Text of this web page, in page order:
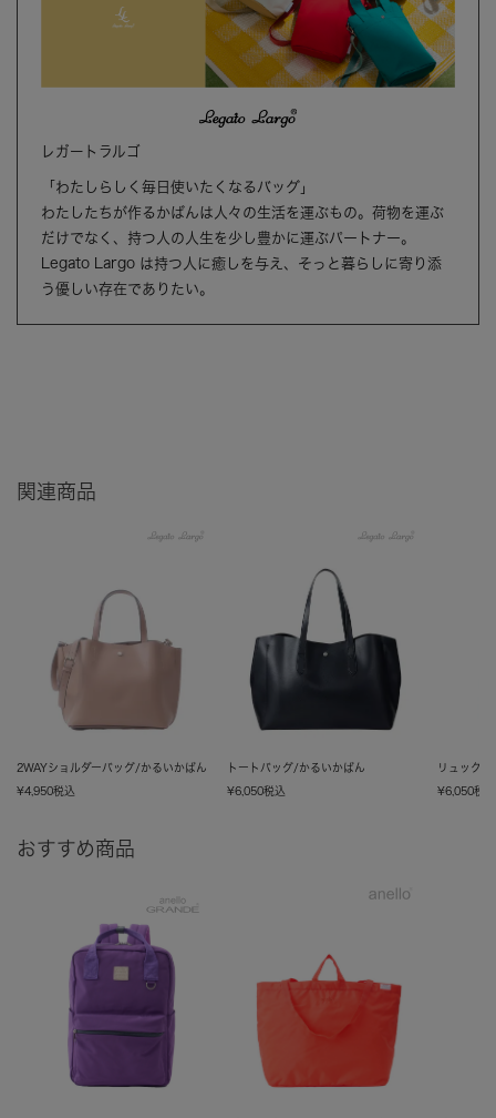
レガートラルゴ
「わたしらしく毎日使いたくなるバッグ」
わたしたちが作るかばんは人々の生活を運ぶもの。荷物を運ぶ
だけでなく、持つ人の人生を少し豊かに運ぶパートナー。
Legato Largo は持つ人に癒しを与え、そっと暮らしに寄り添
う優しい存在でありたい。
関連商品
2WAYショルダーバッグ/かるいかばん
¥4,950税込
トートバッグ/かるいかばん
¥6,050税込
リュック/
¥6,050税込
おすすめ商品